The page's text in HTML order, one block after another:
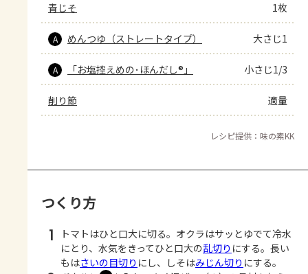
青じそ 1枚
A めんつゆ（ストレートタイプ） 大さじ1
A 「お塩控えめの･ほんだし®」 小さじ1/3
削り節 適量
レシピ提供：味の素KK
つくり方
1
トマトはひと口大に切る。オクラはサッとゆでて冷水
にとり、水気をきってひと口大の乱切り にする。長い
もはさいの目切り にし、しそはみじん切り にする。